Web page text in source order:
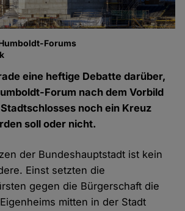
Forums
eine heftige Debatte darüber,
Forum nach dem Vorbild
noch ein Kreuz
soll oder nicht.
der Bundeshauptstadt ist kein
Einst setzten die
gegen die Bürgerschaft die
mitten in der Stadt